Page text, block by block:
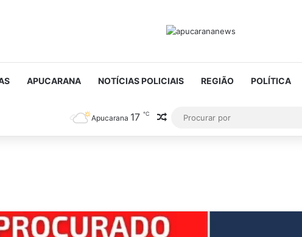
APUCARANA NOTÍCIAS POLICIAIS REGIÃO POLÍTICA
Apucarana 17 ℃ Artigo aleatório